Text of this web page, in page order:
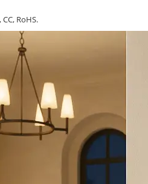
RoHS.